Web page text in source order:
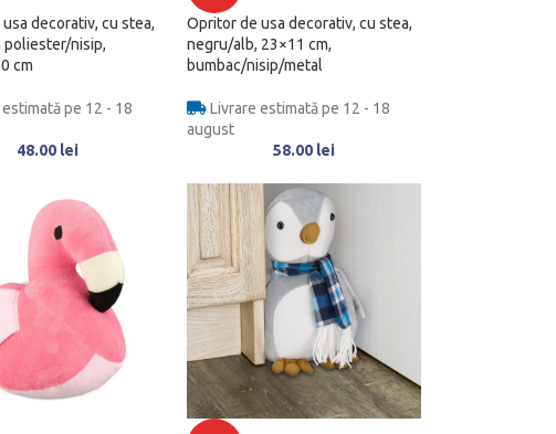
decorativ, cu stea,
poliester/nisip,
cm
pe 12 - 18
48.00 lei
Opritor de usa decorativ, cu stea,
negru/alb, 23×11 cm,
bumbac/nisip/metal
Livrare estimată pe 12 - 18
august
58.00 lei